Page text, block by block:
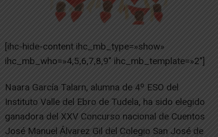
[ihc-hide-content ihc_mb_type=»show»
ihc_mb_who=»4,5,6,7,8,9″ ihc_mb_template=»2″]
Naara García Talarn, alumna de 4º ESO del
Instituto Valle del Ebro de Tudela, ha sido elegido
ganadora del XXV Concurso nacional de Cuentos
José Manuel Álvarez Gil del Colegio San José de